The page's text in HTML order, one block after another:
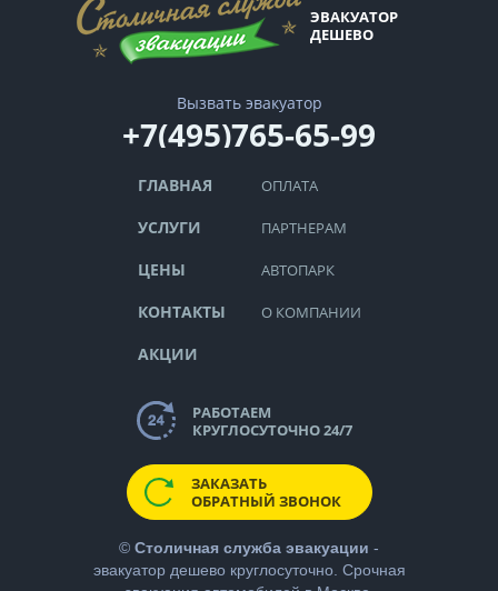
ЭВАКУАТОР
ДЕШЕВО
Вызвать эвакуатор
+7(495)765-65-99
ГЛАВНАЯ
УСЛУГИ
ЦЕНЫ
КОНТАКТЫ
АКЦИИ
ОПЛАТА
ПАРТНЕРАМ
АВТОПАРК
О КОМПАНИИ
РАБОТАЕМ
КРУГЛОСУТОЧНО 24/7
ЗАКАЗАТЬ
ОБРАТНЫЙ ЗВОНОК
© Столичная служба эвакуации -
эвакуатор дешевокруглосуточно. Срочная